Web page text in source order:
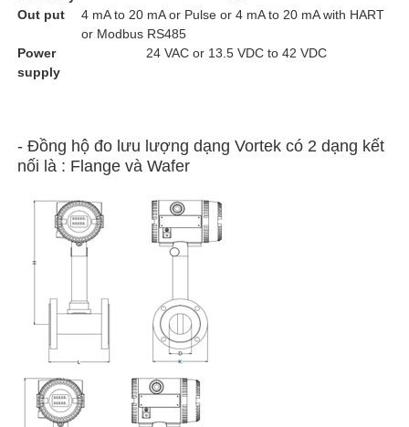
Out put
4 mA to 20 mA or Pulse or 4 mA to 20 mA with HART
or Modbus RS485
Power
supply
24 VAC or 13.5 VDC to 42 VDC
- Đồng hộ đo lưu lượng dạng Vortek có 2 dạng kết
nối là : Flange và Wafer